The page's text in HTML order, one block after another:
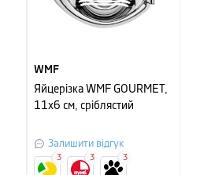
WMF
Яйцерізка WMF GOURMET,
11х6 см, сріблястий
Залишити відгук
3 3 3